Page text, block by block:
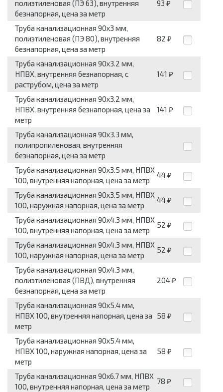
полиэтиленовая (ПЭ 63), внутренняя
безнапорная, цена за метр
93 ₽
Труба канализационная 90x3 мм,
полиэтиленовая (ПЭ 80), внутренняя
безнапорная, цена за метр
82 ₽
Труба канализационная 90x3.2 мм,
НПВХ, внутренняя безнапорная, с
раструбом, цена за метр
141 ₽
Труба канализационная 90x3.2 мм,
НПВХ, внутренняя безнапорная, цена за
метр
141 ₽
Труба канализационная 90x3.3 мм,
полипропиленовая, внутренняя
безнапорная, цена за метр
Труба канализационная 90x3.5 мм, НПВХ
100, внутренняя напорная, цена за метр
44 ₽
Труба канализационная 90x3.5 мм, НПВХ
100, наружная напорная, цена за метр
44 ₽
Труба канализационная 90x4.3 мм, НПВХ
100, внутренняя напорная, цена за метр
52 ₽
Труба канализационная 90x4.3 мм, НПВХ
100, наружная напорная, цена за метр
52 ₽
Труба канализационная 90x4.3 мм,
полиэтиленовая (ПВД), внутренняя
безнапорная, цена за метр
204 ₽
Труба канализационная 90x5.4 мм,
НПВХ 100, внутренняя напорная, цена за
метр
58 ₽
Труба канализационная 90x5.4 мм,
НПВХ 100, наружная напорная, цена за
метр
58 ₽
Труба канализационная 90x6.7 мм, НПВХ
100, внутренняя напорная, цена за метр
78 ₽